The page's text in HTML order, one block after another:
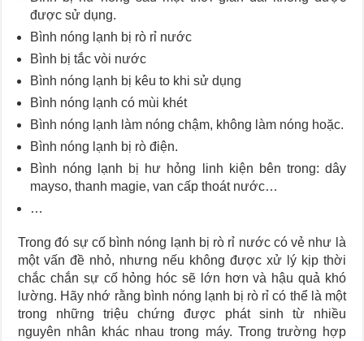
được sử dụng.
Bình nóng lạnh bị rò rỉ nước
Bình bị tắc vòi nước
Bình nóng lạnh bị kêu to khi sử dụng
Bình nóng lạnh có mùi khét
Bình nóng lạnh làm nóng chậm, không làm nóng hoặc.
Bình nóng lạnh bị rò điện.
Bình nóng lạnh bị hư hỏng linh kiện bên trong: dây
mayso, thanh magie, van cấp thoát nước…
…
Trong đó sự cố bình nóng lạnh bị rò rỉ nước có vẻ như là
một vấn đề nhỏ, nhưng nếu không được xử lý kịp thời
chắc chắn sự cố hỏng hóc sẽ lớn hơn và hậu quả khó
lường. Hãy nhớ rằng bình nóng lạnh bị rò rỉ có thể là một
trong những triệu chứng được phát sinh từ nhiều
nguyên nhân khác nhau trong máy. Trong trường hợp